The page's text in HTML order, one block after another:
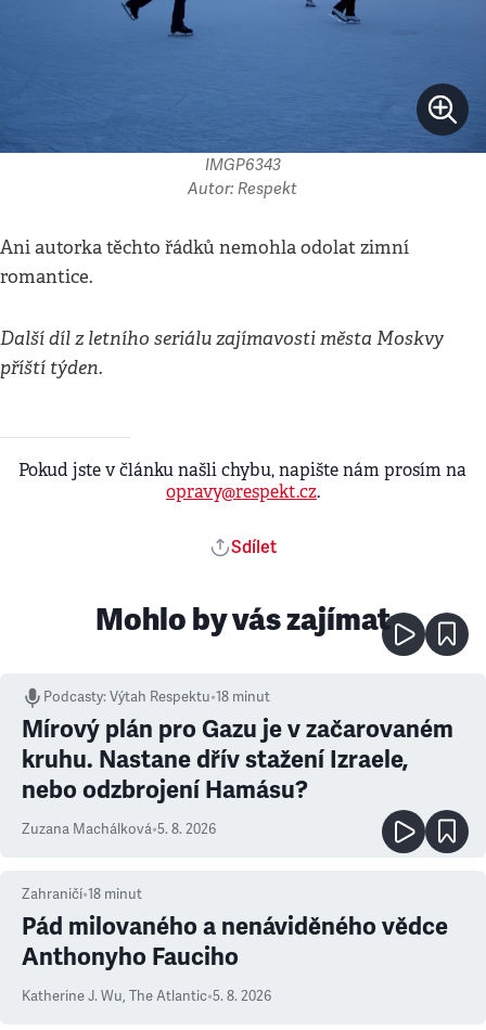
IMGP6343
Autor: Respekt
Ani autorka těchto řádků nemohla odolat zimní
romantice.
Další díl z letního seriálu zajímavosti města Moskvy
příští týden.
Pokud jste v článku našli chybu, napište nám prosím na
opravy@respekt.cz.
Sdílet
Mohlo by vás zajímat
Podcasty:Výtah Respektu•18 minut
Mírový plán pro Gazu je v začarovaném
kruhu. Nastane dřív stažení Izraele,
nebo odzbrojení Hamásu?
Zuzana Machálková•5. 8. 2026
Zahraničí•18 minut
Pád milovaného a nenáviděného vědce
Anthonyho Fauciho
Katherine J. Wu, The Atlantic•5. 8. 2026